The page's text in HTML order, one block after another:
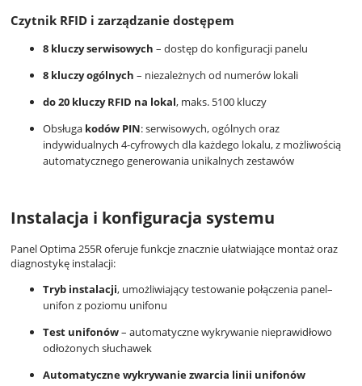
Czytnik RFID i zarządzanie dostępem
8 kluczy serwisowych – dostęp do konfiguracji panelu
8 kluczy ogólnych – niezależnych od numerów lokali
do 20 kluczy RFID na lokal, maks. 5100 kluczy
Obsługa kodów PIN: serwisowych, ogólnych oraz
indywidualnych 4-cyfrowych dla każdego lokalu, z możliwością
automatycznego generowania unikalnych zestawów
Instalacja i konfiguracja systemu
Panel Optima 255R oferuje funkcje znacznie ułatwiające montaż oraz
diagnostykę instalacji:
Tryb instalacji, umożliwiający testowanie połączenia panel–
unifon z poziomu unifonu
Test unifonów– automatyczne wykrywanie nieprawidłowo
odłożonych słuchawek
Automatyczne wykrywanie zwarcia linii unifonów